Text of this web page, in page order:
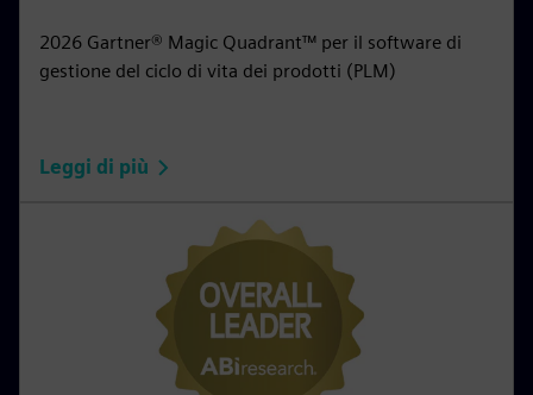
2026 Gartner® Magic Quadrant™ per il software di
gestione del ciclo di vita dei prodotti (PLM)
Leggi di più